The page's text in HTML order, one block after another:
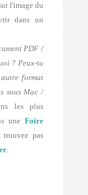
l'image du
dans un
PDF /
? Peux-tu
format
sous Mac /
les plus
une Foire
pas
.